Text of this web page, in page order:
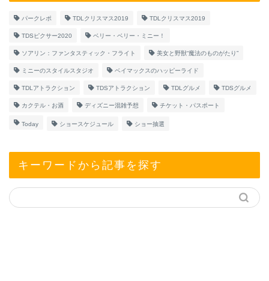
パークレポ TDLクリスマス2019 TDLクリスマス2019
TDSピクサー2020 ベリー・ベリー・ミニー！
ソアリン：ファンタスティック・フライト 美女と野獣“魔法のものがたり”
ミニーのスタイルスタジオ ベイマックスのハッピーライド
TDLアトラクション TDSアトラクション TDLグルメ TDSグルメ
カクテル・お酒 ディズニー混雑予想 チケット・パスポート
Today ショースケジュール ショー抽選
キーワードから記事を探す